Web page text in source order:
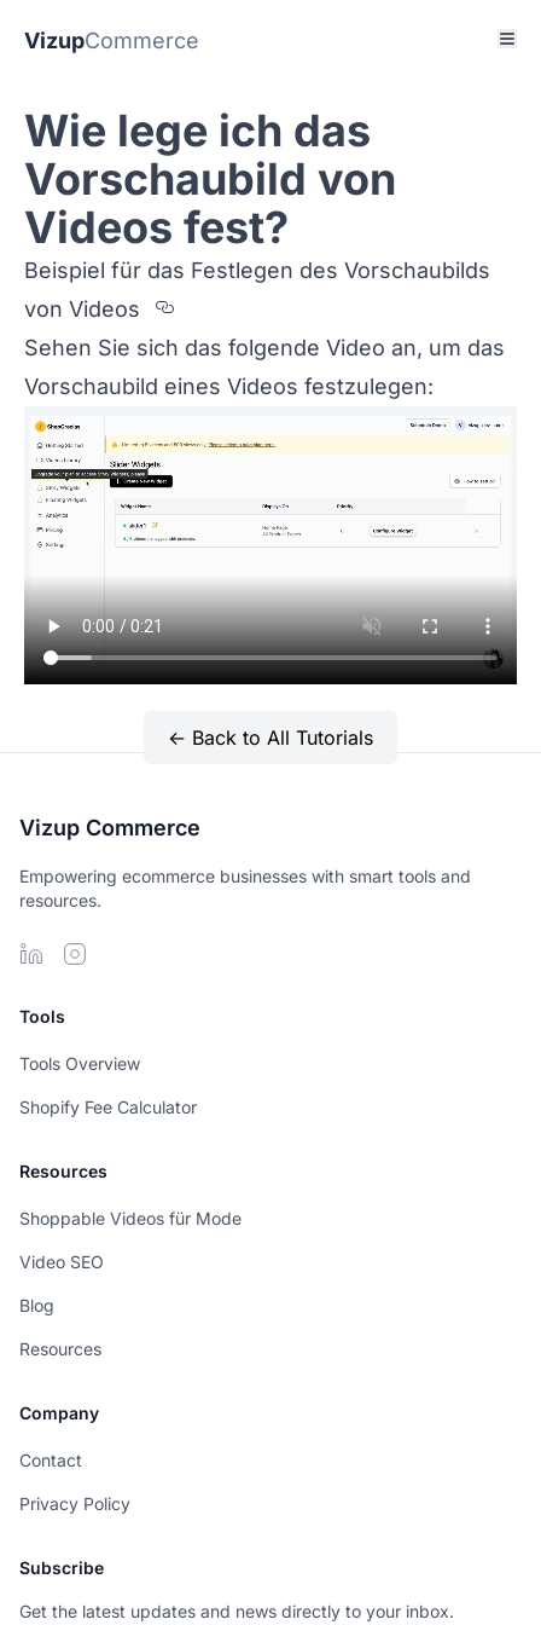
VizupCommerce
Wie lege ich das
Vorschaubild von
Videos fest?
Beispiel für das Festlegen des Vorschaubilds
von Videos
Section titled
Sehen Sie sich das folgende Video an, um das
Vorschaubild eines Videos festzulegen:
← Back to All Tutorials
Vizup Commerce
Empowering ecommerce businesses with smart tools and
resources.
Tools
Tools Overview
Shopify Fee Calculator
Resources
Shoppable Videos für Mode
Video SEO
Blog
Resources
Company
Contact
Privacy Policy
Subscribe
Get the latest updates and news directly to your inbox.